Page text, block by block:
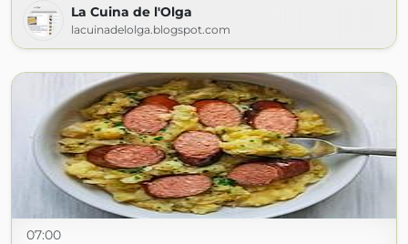
La Cuina de l'Olga
lacuinadelolga.blogspot.com
07:00